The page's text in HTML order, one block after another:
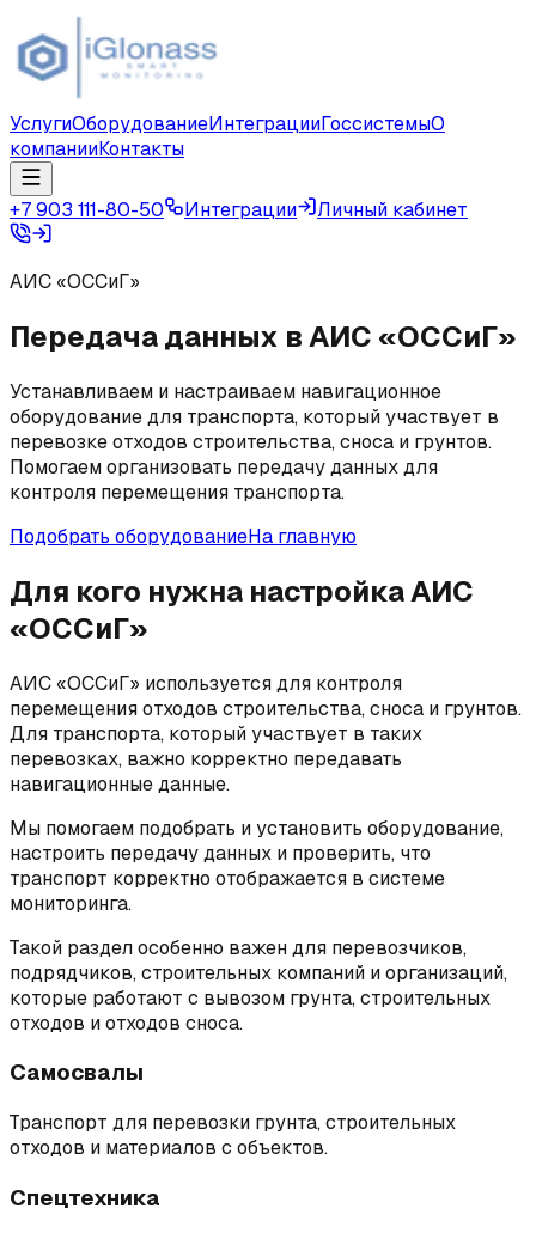
УслугиОборудованиеИнтеграцииГоссистемыО
компанииКонтакты
+7 903 111-80-50 Интеграции Личный кабинет
АИС «ОССиГ»
Передача данных в АИС «ОССиГ»
Устанавливаем и настраиваем навигационное
оборудование для транспорта, который участвует в
перевозке отходов строительства, сноса и грунтов.
Помогаем организовать передачу данных для
контроля перемещения транспорта.
Подобрать оборудованиеНа главную
Для кого нужна настройка АИС
«ОССиГ»
АИС «ОССиГ» используется для контроля
перемещения отходов строительства, сноса и грунтов.
Для транспорта, который участвует в таких
перевозках, важно корректно передавать
навигационные данные.
Мы помогаем подобрать и установить оборудование,
настроить передачу данных и проверить, что
транспорт корректно отображается в системе
мониторинга.
Такой раздел особенно важен для перевозчиков,
подрядчиков, строительных компаний и организаций,
которые работают с вывозом грунта, строительных
отходов и отходов сноса.
Самосвалы
Транспорт для перевозки грунта, строительных
отходов и материалов с объектов.
Спецтехника